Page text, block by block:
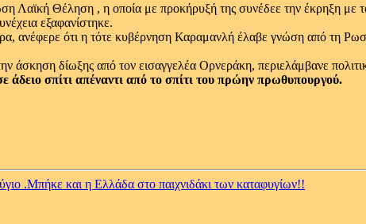
Λαϊκή Θέληση , η οποία με προκήρυξή της συνέδεε την έκρηξη με
εξαφανίστηκε.
ανέφερε ότι η τότε κυβέρνηση Καραμανλή έλαβε γνώση από τη
άσκηση δίωξης από τον εισαγγελέα Ορνεράκη, περιελάμβανε
άδειο σπίτι απέναντι από το σπίτι του πρώην πρωθυπουργού.
.Μπήκε και η Ελλάδα στο παιχνιδάκι των καταφυγίων!!